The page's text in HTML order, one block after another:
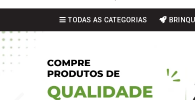
TODAS AS CATEGORIAS